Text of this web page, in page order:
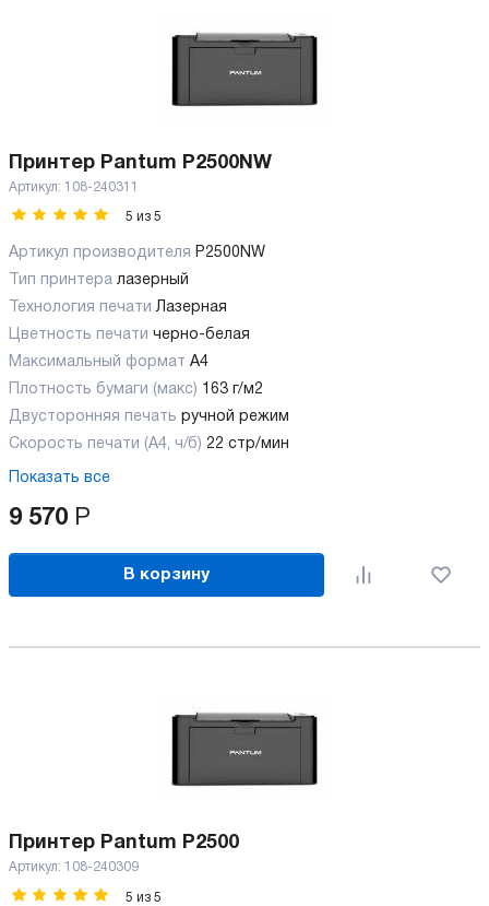
Принтер Pantum P2500NW
Артикул: 108-240311
5 из 5
Артикул производителя
P2500NW
Тип принтера лазерный
Технология печати Лазерная
Цветность печати черно-белая
Максимальный формат А4
Плотность бумаги (макс) 163 г/м2
Двусторонняя печать ручной режим
Скорость печати (А4, ч/б) 22 стр/мин
Показать все
9 570 Р
В корзину
Принтер Pantum P2500
Артикул: 108-240309
5 из 5